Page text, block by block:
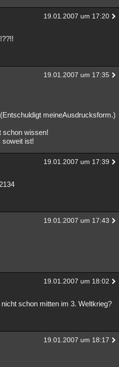
19.01.2007 um 17:20
19.01.2007 um 17:35
meineAusdrucksform.)
schon wissen!
soweit ist!
19.01.2007 um 17:39
19.01.2007 um 17:43
19.01.2007 um 18:02
schon mitten im 3. Weltkrieg?
19.01.2007 um 18:17